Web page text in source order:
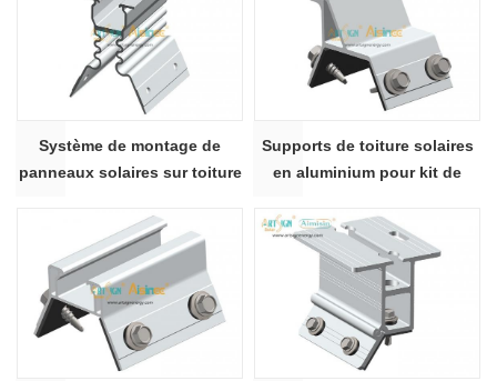
Système de montage de
panneaux solaires sur toiture
traversant 28# | ART SIGN
Supports de toiture solaires
en aluminium pour kit de
toiture métallique | ART SIGN